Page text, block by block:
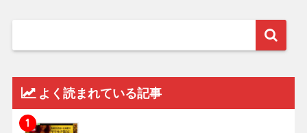
よく読まれている記事
1